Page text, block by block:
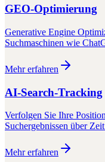
GEO-Optimierung
Generative Engine
Suchmaschinen wie
Mehr erfahren
AI-Search-Tracking
Verfolgen Sie Ihre
Suchergebnissen über
Mehr erfahren